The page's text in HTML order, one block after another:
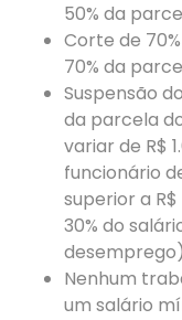
50% da
Corte de
70% da
Suspensão
da parcela
variar de R$
funcionário
superior a
30% do
desemprego)
Nenhum
um salário